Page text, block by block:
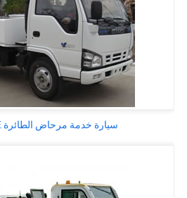
سيارة خدمة مرحاض الطائرة HD-WSZ/WSE